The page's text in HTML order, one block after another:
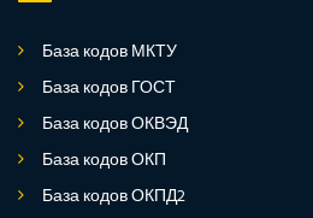
База кодов МКТУ
База кодов ГОСТ
База кодов ОКВЭД
База кодов ОКП
База кодов ОКПД2